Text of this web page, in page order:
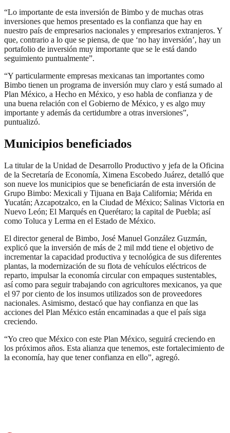
“Lo importante de esta inversión de Bimbo y de muchas otras
inversiones que hemos presentado es la confianza que hay en
nuestro país de empresarios nacionales y empresarios extranjeros. Y
que, contrario a lo que se piensa, de que ‘no hay inversión’, hay un
portafolio de inversión muy importante que se le está dando
seguimiento puntualmente”.
“Y particularmente empresas mexicanas tan importantes como
Bimbo tienen un programa de inversión muy claro y está sumado al
Plan México, a Hecho en México, y eso habla de confianza y de
una buena relación con el Gobierno de México, y es algo muy
importante y además da certidumbre a otras inversiones”,
puntualizó.
Municipios beneficiados
La titular de la Unidad de Desarrollo Productivo y jefa de la Oficina
de la Secretaría de Economía, Ximena Escobedo Juárez, detalló que
son nueve los municipios que se beneficiarán de esta inversión de
Grupo Bimbo: Mexicali y Tijuana en Baja California; Mérida en
Yucatán; Azcapotzalco, en la Ciudad de México; Salinas Victoria en
Nuevo León; El Marqués en Querétaro; la capital de Puebla; así
como Toluca y Lerma en el Estado de México.
El director general de Bimbo, José Manuel González Guzmán,
explicó que la inversión de más de 2 mil mdd tiene el objetivo de
incrementar la capacidad productiva y tecnológica de sus diferentes
plantas, la modernización de su flota de vehículos eléctricos de
reparto, impulsar la economía circular con empaques sustentables,
así como para seguir trabajando con agricultores mexicanos, ya que
el 97 por ciento de los insumos utilizados son de proveedores
nacionales. Asimismo, destacó que hay confianza en que las
acciones del Plan México están encaminadas a que el país siga
creciendo.
“Yo creo que México con este Plan México, seguirá creciendo en
los próximos años. Esta alianza que tenemos, este fortalecimiento de
la economía, hay que tener confianza en ello”, agregó.